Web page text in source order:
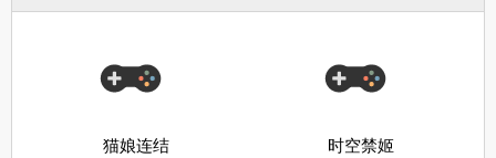
猫娘连结 时空禁姬